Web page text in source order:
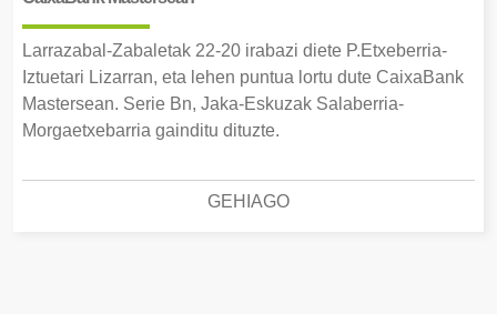
Larrazabal-Zabaletak 22-20 irabazi diete P.Etxeberria-
Iztuetari Lizarran, eta lehen puntua lortu dute CaixaBank
Mastersean. Serie Bn, Jaka-Eskuzak Salaberria-
Morgaetxebarria gainditu dituzte.
GEHIAGO